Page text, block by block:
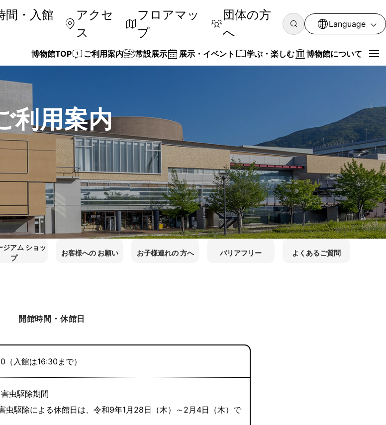
間・入館
アクセ
ス
フロアマッ
プ
団体の方
へ
Language
博物館TOP ご利用案内
減免申請
ショップ お客様へのお願い
よくあるご質問
常設展示 展示・イベント 学ぶ・楽しむ
修学旅行
ビス 3D博物館
集
博物館について
博物館交流事業 研究倫理
利用案内
ジアム ショッ
プ
お客様への お願い お子様連れの 方へ バリアフリー よくあるご質問
開館時間・休館日
（入館は16:30まで）
虫駆除期間
虫駆除による休館日は、令和9年1月28日（木）～2月4日（木）で